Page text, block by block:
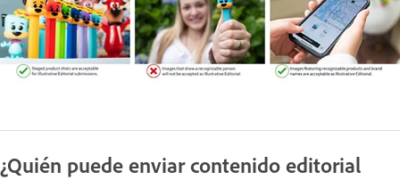
¿Quién puede enviar contenido editorial